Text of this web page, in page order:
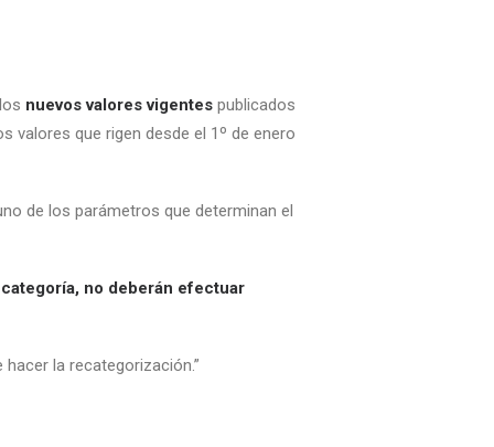
nuevos valores vigentes publicados
valores que rigen desde el 1º de enero
de los parámetros que determinan el
no deberán efectuar
la recategorización.”